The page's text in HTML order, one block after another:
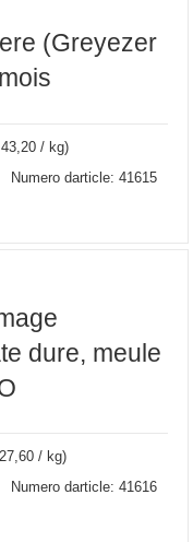
(Greyezer
/ kg)
Numero darticle: 41615
dure, meule
/ kg)
Numero darticle: 41616